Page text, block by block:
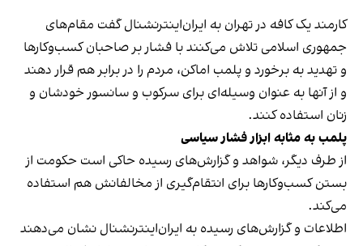
کارمند یک کافه در تهران به ایران‌اینترنشنال گفت مقام‌های
جمهوری اسلامی تلاش می‌کنند با فشار بر صاحبان کسب‌وکارها
و تهدید به برخورد و پلمب اماکن، مردم را در برابر هم قرار دهند
و از آنها به عنوان وسیله‌ای برای سرکوب و سانسور خودشان و
زنان استفاده کنند.
پلمب به مثابه ابزار فشار سیاسی
از طرف دیگر، شواهد و گزارش‌های رسیده حاکی است حکومت از
بستن کسب‌وکارها برای انتقام‌گیری از مخالفانش هم استفاده
می‌کند.
اطلاعات و گزارش‌های رسیده به ایران‌اینترنشنال نشان می‌دهند